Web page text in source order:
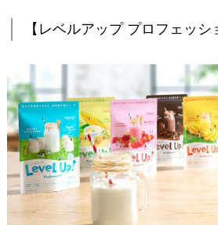
【
レ
ベ
ル
ア
ッ
【レベルアップ プロフェッ